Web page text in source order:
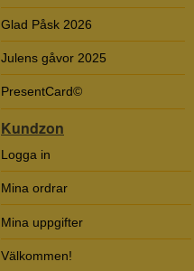
Glad Påsk 2026
Julens gåvor 2025
PresentCard©
Kundzon
Logga in
Mina ordrar
Mina uppgifter
Välkommen!